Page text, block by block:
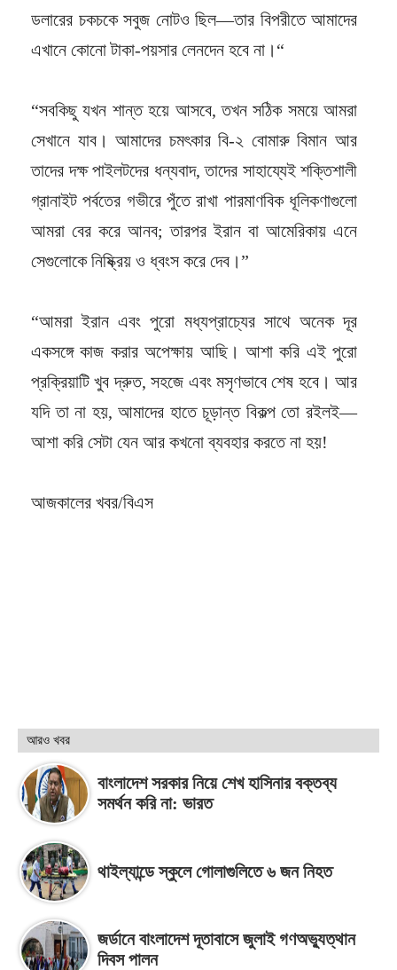
ডলারের চকচকে সবুজ নোটও ছিল—তার বিপরীতে আমাদের
এখানে কোনো টাকা-পয়সার লেনদেন হবে না।“
“সবকিছু যখন শান্ত হয়ে আসবে, তখন সঠিক সময়ে আমরা
সেখানে যাব। আমাদের চমৎকার বি-২ বোমারু বিমান আর
তাদের দক্ষ পাইলটদের ধন্যবাদ, তাদের সাহায্যেই শক্তিশালী
গ্রানাইট পর্বতের গভীরে পুঁতে রাখা পারমাণবিক ধূলিকণাগুলো
আমরা বের করে আনব; তারপর ইরান বা আমেরিকায় এনে
সেগুলোকে নিষ্ক্রিয় ও ধ্বংস করে দেব।”
“আমরা ইরান এবং পুরো মধ্যপ্রাচ্যের সাথে অনেক দূর
একসঙ্গে কাজ করার অপেক্ষায় আছি। আশা করি এই পুরো
প্রক্রিয়াটি খুব দ্রুত, সহজে এবং মসৃণভাবে শেষ হবে। আর
যদি তা না হয়, আমাদের হাতে চূড়ান্ত বিকল্প তো রইলই—
আশা করি সেটা যেন আর কখনো ব্যবহার করতে না হয়!
আজকালের খবর/বিএস
আরও খবর
বাংলাদেশ সরকার নিয়ে শেখ হাসিনার বক্তব্য
সমর্থন করি না: ভারত
থাইল্যান্ডে স্কুলে গোলাগুলিতে ৬ জন নিহত
জর্ডানে বাংলাদেশ দূতাবাসে জুলাই গণঅভ্যুত্থান
দিবস পালন